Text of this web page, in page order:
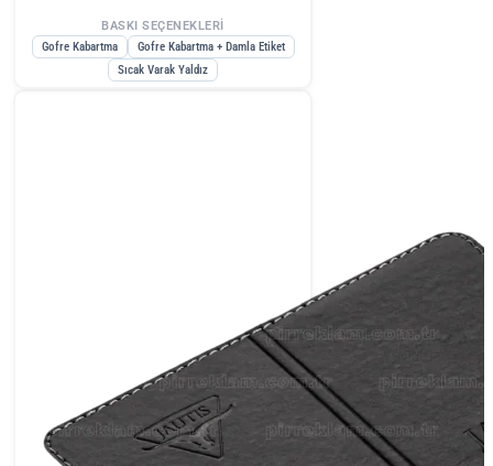
BASKI SEÇENEKLERİ
Gofre Kabartma
Gofre Kabartma + Damla Etiket
Sıcak Varak Yaldız